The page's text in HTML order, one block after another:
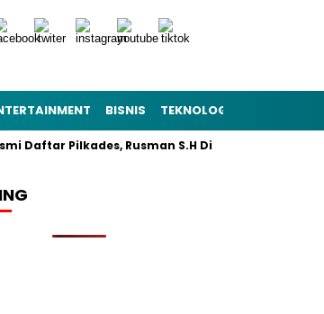
BISNIS TEKNOLOGI
Daftar Pilkades, Rusman S.H Diantar Sekitar 1.000